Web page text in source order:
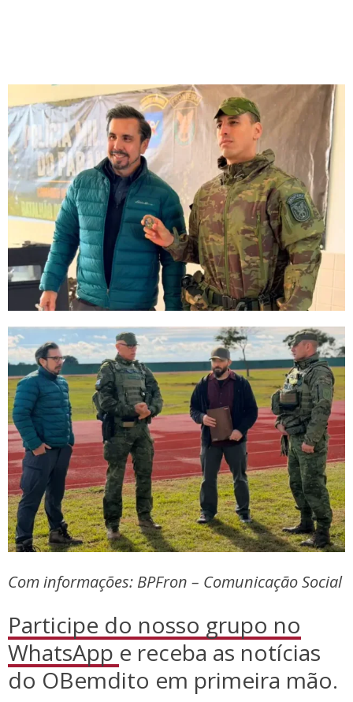
Com informações: BPFron – Comunicação Social
Participe do nosso grupo no
WhatsApp e receba as notícias
do OBemdito em primeira mão.